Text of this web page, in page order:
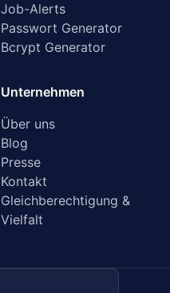
Job-Alerts
Passwort Generator
Bcrypt Generator
Unternehmen
Über uns
Blog
Presse
Kontakt
Gleichberechtigung &
Vielfalt